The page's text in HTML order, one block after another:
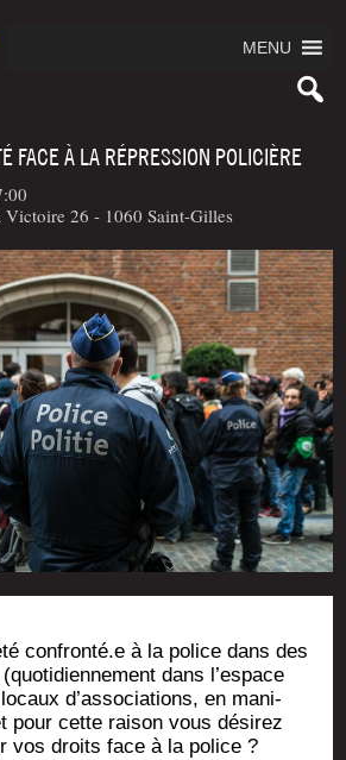
MENU
FACE À LA RÉPRESSION POLICIÈRE
Victoire 26 - 1060 Saint-Gilles
confronté.e à la police dans des
dans l’espace
d’associations, en mani­
pour cette rai­son vous dési­rez
vos droits face à la police ?